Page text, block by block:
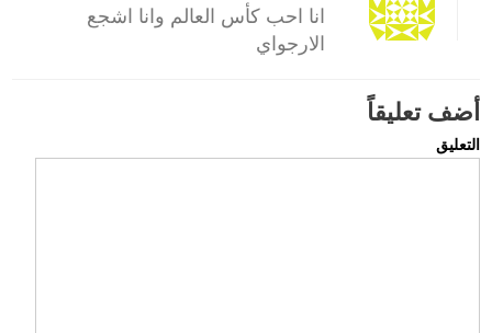
انا احب كأس العالم وانا اشجع
الارجواي
أضف تعليقاً
التعليق